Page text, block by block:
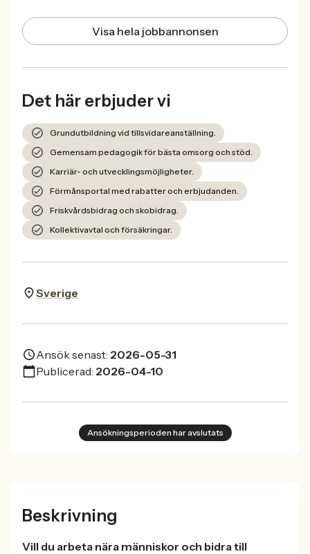
Visa hela jobbannonsen
Det här erbjuder vi
Grundutbildning vid tillsvidareanställning.
Gemensam pedagogik för bästa omsorg och stöd.
Karriär- och utvecklingsmöjligheter.
Förmånsportal med rabatter och erbjudanden.
Friskvårdsbidrag och skobidrag.
Kollektivavtal och försäkringar.
Sverige
Ansök senast: 2026-05-31
Publicerad: 2026-04-10
Ansökningsperioden har avslutats
Beskrivning
Vill du arbeta nära människor och bidra till